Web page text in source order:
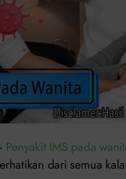
Penyakit IMS pada
dari semua